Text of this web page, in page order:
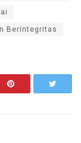
Berintegritas